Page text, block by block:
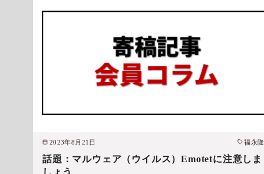
2023年8月21日 福永
話題：マルウェア（ウイルス）Emotetに注意しま